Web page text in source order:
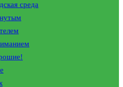
среда